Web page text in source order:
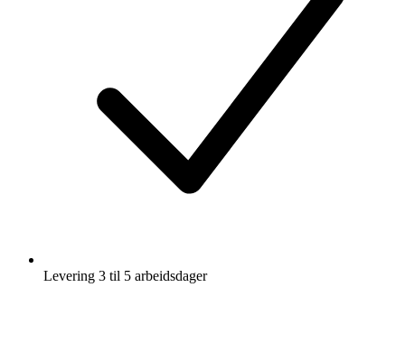
Levering 3 til 5 arbeidsdager